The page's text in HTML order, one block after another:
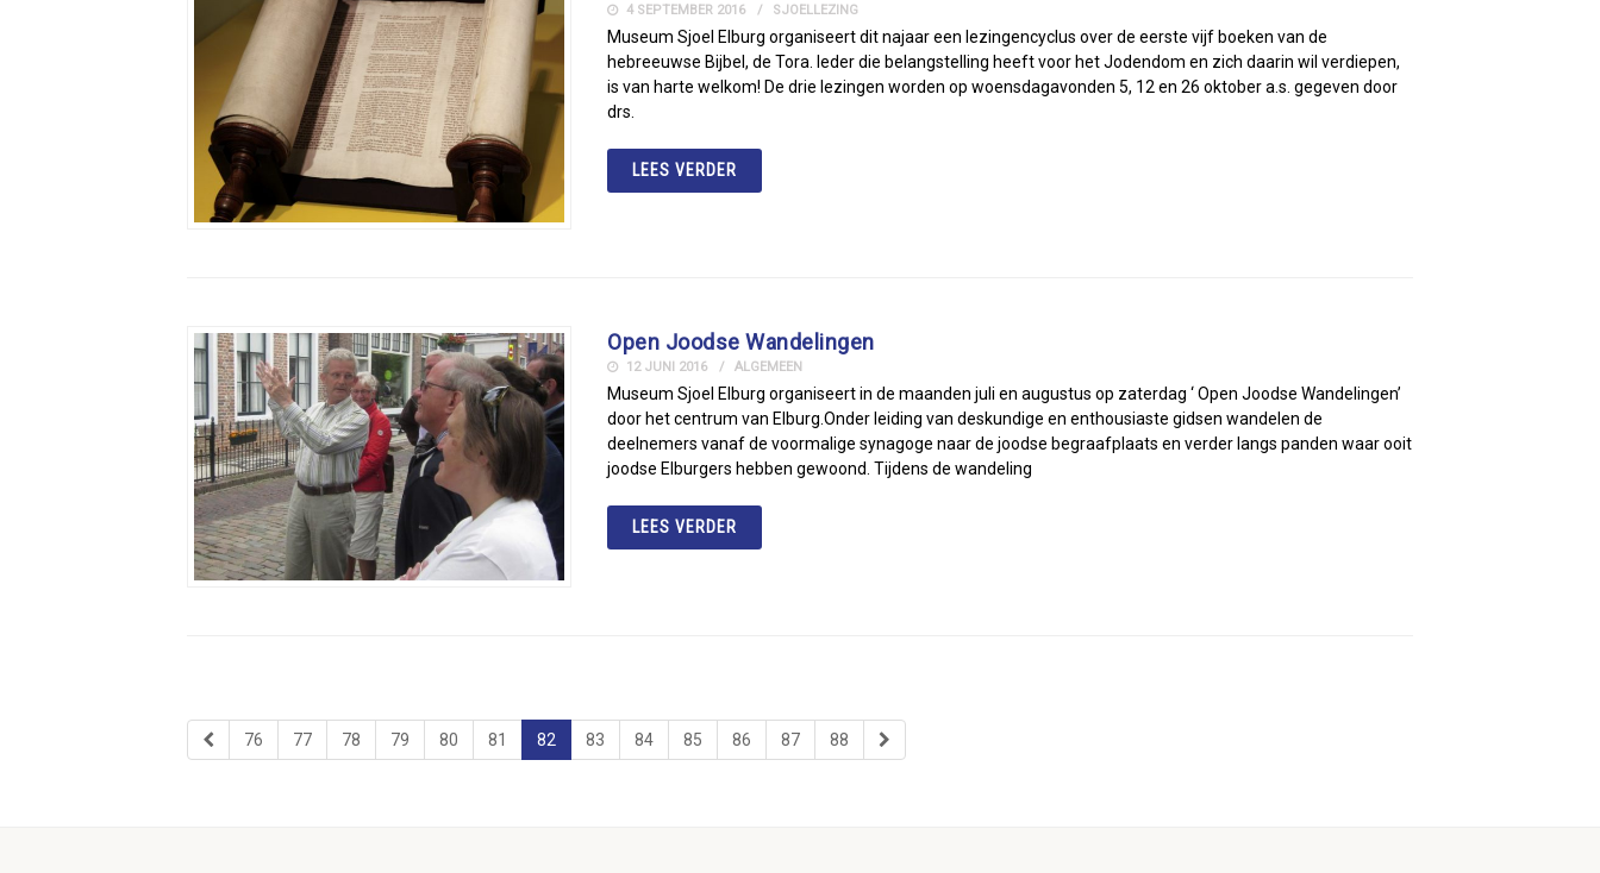
4 SEPTEMBER 2016 SJOELLEZING
Museum Sjoel Elburg organiseert dit najaar een lezingencyclus over de eerste vijf boeken van de
hebreeuwse Bijbel, de Tora. Ieder die belangstelling heeft voor het Jodendom en zich daarin wil verdiepen,
is van harte welkom! De drie lezingen worden op woensdagavonden 5, 12 en 26 oktober a.s. gegeven door
drs.
LEES VERDER
Open Joodse Wandelingen
12 JUNI 2016 ALGEMEEN
Museum Sjoel Elburg organiseert in de maanden juli en augustus op zaterdag ‘ Open Joodse Wandelingen’
door het centrum van Elburg.Onder leiding van deskundige en enthousiaste gidsen wandelen de
deelnemers vanaf de voormalige synagoge naar de joodse begraafplaats en verder langs panden waar ooit
joodse Elburgers hebben gewoond. Tijdens de wandeling
LEES VERDER
76 77 78 79 80 81 82 83 84 85 86 87 88